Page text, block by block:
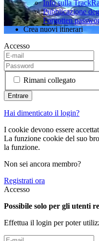
Info sulla
Pubblicazione
Forgotten
Crea nuovi itinerari
Accesso
Rimani collegato
Hai dimenticato il login?
I cookie devono essere
La funzione cookie del suo
la funzione.
Non sei ancora membro?
Registrati ora
Accesso
Possibile solo per gli utenti
Effettua il login per poter